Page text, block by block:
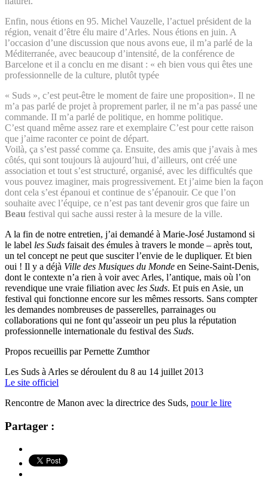
Enfin, nous étions en 95. Michel Vauzelle, l’actuel président de la
région, venait d’être élu maire d’Arles. Nous étions en juin. A
l’occasion d’une discussion que nous avons eue, il m’a parlé de la
Méditerranée, avec beaucoup d’intensité, de la conférence de
Barcelone et il a conclu en me disant : « eh bien vous qui êtes une
professionnelle de la culture, plutôt typée
« Suds », c’est peut-être le moment de faire une proposition». Il ne
m’a pas parlé de projet à proprement parler, il ne m’a pas passé une
commande. II m’a parlé de politique, en homme politique.
C’est quand même assez rare et exemplaire C’est pour cette raison
que j’aime raconter ce point de départ.
Voilà, ça s’est passé comme ça. Ensuite, des amis que j’avais à mes
côtés, qui sont toujours là aujourd’hui, d’ailleurs, ont créé une
association et tout s’est structuré, organisé, avec les difficultés que
vous pouvez imaginer, mais progressivement. Et j’aime bien la façon
dont cela s’est épanoui et continue de s’épanouir. Ce que l’on
souhaite avec l’équipe, ce n’est pas tant devenir gros que faire un
Beau festival qui sache aussi rester à la mesure de la ville.
A la fin de notre entretien, j’ai demandé à Marie-José Justamond si
le label les Suds faisait des émules à travers le monde – après tout,
un tel concept ne peut que susciter l’envie de le dupliquer. Et bien
oui ! Il y a déjà Ville des Musiques du Monde en Seine-Saint-Denis,
dont le contexte n’a rien à voir avec Arles, l’antique, mais où l’on
revendique une vraie filiation avec les Suds. Et puis en Asie, un
festival qui fonctionne encore sur les mêmes ressorts. Sans compter
les demandes nombreuses de passerelles, parrainages ou
collaborations qui ne font qu’asseoir un peu plus la réputation
professionnelle internationale du festival des Suds.
Propos recueillis par Pernette Zumthor
Les Suds à Arles se déroulent du 8 au 14 juillet 2013
Le site officiel
Rencontre de Manon avec la directrice des Suds, pour le lire
Partager :